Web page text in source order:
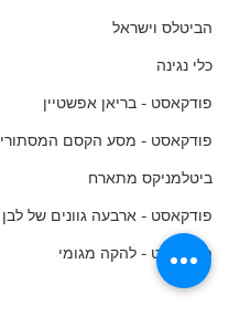
הביטלס וישראל
כלי נגינה
פודקאסט - בריאן אפשטיין
פודקאסט - מסע הקסם המסתורי
ביטלמניקס מתארח
פודקאסט - ארבעה גוונים של לבן
פודקאסט - להקה מגומי